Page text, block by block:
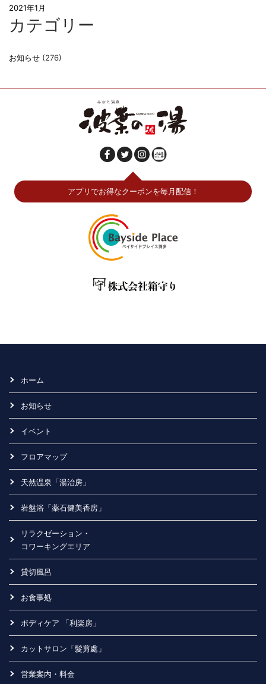
2021年1月
カテゴリー
お知らせ (276)
アプリでお得なクーポンを毎月配信！
ホーム
お知らせ
イベント
フロアマップ
天然温泉「湯治房」
岩盤浴「薬石健美香房」
リラクゼーション・
コワーキングエリア
貸切風呂
お食事処
ボディケア 「利楽房」
カットサロン「髮剪處」
営業案内・料金